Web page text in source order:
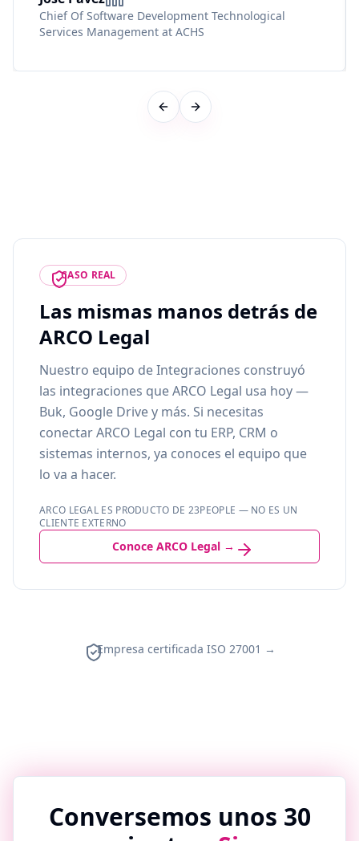
Chief Of Software Development Technological
Services Management at ACHS
CASO REAL
Las mismas manos detrás de
ARCO Legal
Nuestro equipo de Integraciones construyó
las integraciones que ARCO Legal usa hoy —
Buk, Google Drive y más. Si necesitas
conectar ARCO Legal con tu ERP, CRM o
sistemas internos, ya conoces el equipo que
lo va a hacer.
ARCO LEGAL ES PRODUCTO DE 23PEOPLE — NO ES UN
CLIENTE EXTERNO
Conoce ARCO Legal →
Empresa certificada ISO 27001 →
Conversemos unos 30